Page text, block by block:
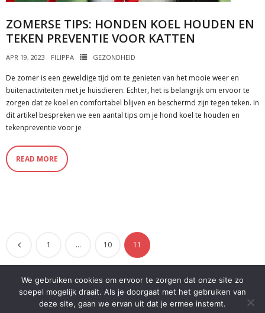
ZOMERSE TIPS: HONDEN KOEL HOUDEN EN
TEKEN PREVENTIE VOOR KATTEN
APR 19, 2023 FILIPPA GEZONDHEID
De zomer is een geweldige tijd om te genieten van het mooie weer en
buitenactiviteiten met je huisdieren. Echter, het is belangrijk om ervoor te
zorgen dat ze koel en comfortabel blijven en beschermd zijn tegen teken. In
dit artikel bespreken we een aantal tips om je hond koel te houden en
tekenpreventie voor je
READ MORE
1 … 10 11
We gebruiken cookies om ervoor te zorgen dat onze site zo
soepel mogelijk draait. Als je doorgaat met het gebruiken van
deze site, gaan we ervan uit dat je ermee instemt.